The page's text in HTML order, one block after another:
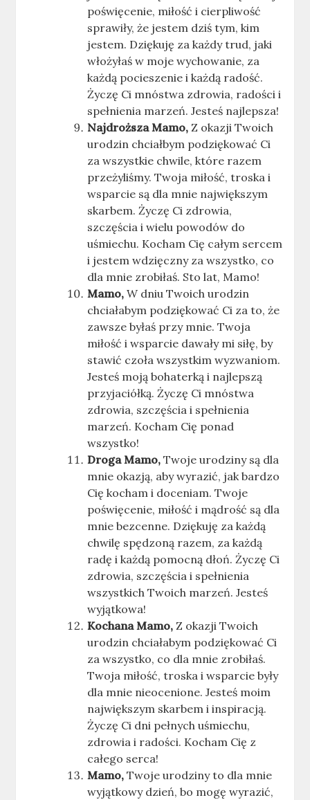
poświęcenie, miłość i cierpliwość
sprawiły, że jestem dziś tym, kim
jestem. Dziękuję za każdy trud, jaki
włożyłaś w moje wychowanie, za
każdą pocieszenie i każdą radość.
Życzę Ci mnóstwa zdrowia, radości i
spełnienia marzeń. Jesteś najlepsza!
Najdroższa Mamo, Z okazji Twoich
urodzin chciałbym podziękować Ci
za wszystkie chwile, które razem
przeżyliśmy. Twoja miłość, troska i
wsparcie są dla mnie największym
skarbem. Życzę Ci zdrowia,
szczęścia i wielu powodów do
uśmiechu. Kocham Cię całym sercem
i jestem wdzięczny za wszystko, co
dla mnie zrobiłaś. Sto lat, Mamo!
Mamo, W dniu Twoich urodzin
chciałabym podziękować Ci za to, że
zawsze byłaś przy mnie. Twoja
miłość i wsparcie dawały mi siłę, by
stawić czoła wszystkim wyzwaniom.
Jesteś moją bohaterką i najlepszą
przyjaciółką. Życzę Ci mnóstwa
zdrowia, szczęścia i spełnienia
marzeń. Kocham Cię ponad
wszystko!
Droga Mamo, Twoje urodziny są dla
mnie okazją, aby wyrazić, jak bardzo
Cię kocham i doceniam. Twoje
poświęcenie, miłość i mądrość są dla
mnie bezcenne. Dziękuję za każdą
chwilę spędzoną razem, za każdą
radę i każdą pomocną dłoń. Życzę Ci
zdrowia, szczęścia i spełnienia
wszystkich Twoich marzeń. Jesteś
wyjątkowa!
Kochana Mamo, Z okazji Twoich
urodzin chciałabym podziękować Ci
za wszystko, co dla mnie zrobiłaś.
Twoja miłość, troska i wsparcie były
dla mnie nieocenione. Jesteś moim
największym skarbem i inspiracją.
Życzę Ci dni pełnych uśmiechu,
zdrowia i radości. Kocham Cię z
całego serca!
Mamo, Twoje urodziny to dla mnie
wyjątkowy dzień, bo mogę wyrazić,